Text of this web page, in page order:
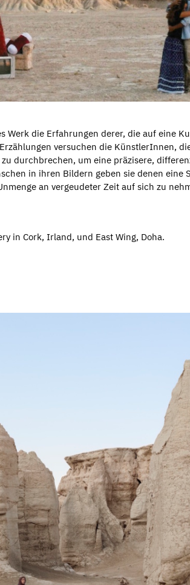
Werk die Erfahrungen derer, die auf eine
versuchen die KünstlerInnen,
durchbrechen, um eine präzisere,
in ihren Bildern geben sie denen eine
an vergeudeter Zeit auf sich zu
in Cork, Irland, und East Wing, Doha.